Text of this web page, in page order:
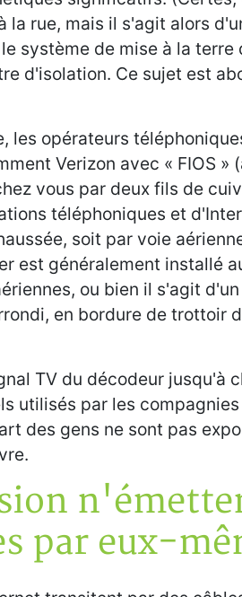
rue, mais il s'agit alors
système de mise à la
d'isolation. Ce sujet est
les opérateurs
Verizon avec « FIOS »
vous par deux fils de
téléphoniques et
soit par voie
est généralement installé
ou bien il s'agit
en bordure de trottoir
TV du décodeur jusqu'à
utilisés par les
des gens ne sont pas
par eux-